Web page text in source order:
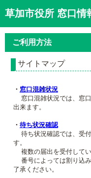
草加市役所 窓口情
トップページ
窓口混雑状況
待ち状況確認
交付状況確認
混雑予想カレンダー
ご利用方法
サイトマップ
・ 窓口混雑状況
窓口混雑状況では、窓
出来ます。
・ 待ち状況確認
待ち状況確認では、受
す。
複数の届出を受付してい
番号によっては割り込
了承ください。